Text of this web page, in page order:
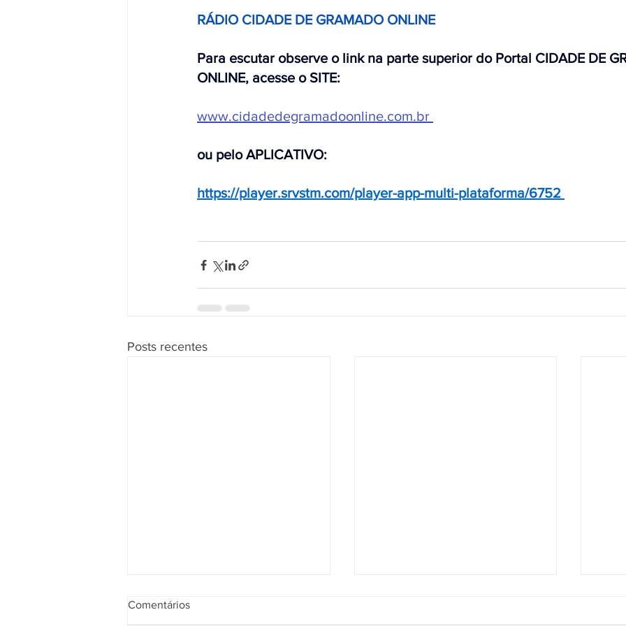
RÁDIO CIDADE DE GRAMADO ONLINE
Para escutar observe o link na parte superior do Portal CIDADE DE
ONLINE, acesse o SITE:
www.cidadedegramadoonline.com.br
ou pelo APLICATIVO:
https://player.srvstm.com/player-app-multi-plataforma/6752
Posts recentes
Comentários